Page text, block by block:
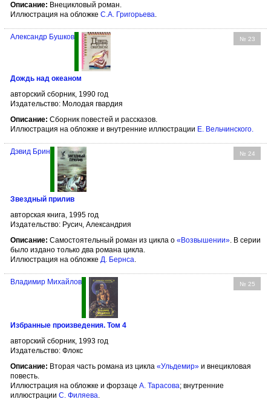
Описание: Внецикловый роман.
Иллюстрация на обложке С.А. Григорьева.
№ 23
Александр Бушков
Дождь над океаном
авторский сборник, 1990 год
Издательство: Молодая гвардия
Описание: Сборник повестей и рассказов.
Иллюстрация на обложке и внутренние иллюстрации Е. Вельчинского.
№ 24
Дэвид Брин
Звездный прилив
авторская книга, 1995 год
Издательство: Русич, Александрия
Описание: Самостоятельный роман из цикла о «Возвышении». В серии
было издано только два романа цикла.
Иллюстрация на обложке Д. Бернса.
№ 25
Владимир Михайлов
Избранные произведения. Том 4
авторский сборник, 1993 год
Издательство: Флокс
Описание: Вторая часть романа из цикла «Ульдемир» и внецикловая
повесть.
Иллюстрация на обложке и форзаце А. Тарасова; внутренние
иллюстрации С. Филяева.